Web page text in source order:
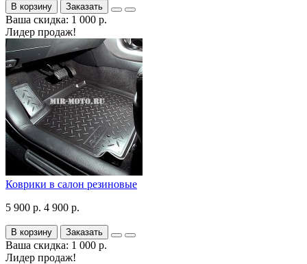
В корзину Заказать
Ваша скидка: 1 000 р.
Лидер продаж!
Коврики в салон резиновые
5 900 р. 4 900 р.
В корзину Заказать
Ваша скидка: 1 000 р.
Лидер продаж!